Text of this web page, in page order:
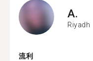
A.
Riyadh
流利